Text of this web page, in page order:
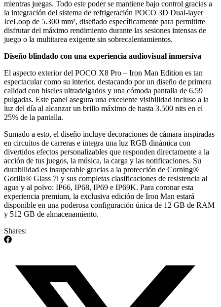
mientras juegas. Todo este poder se mantiene bajo control gracias a
la integración del sistema de refrigeración POCO 3D Dual-layer
IceLoop de 5.300 mm², diseñado específicamente para permitirte
disfrutar del máximo rendimiento durante las sesiones intensas de
juego o la multitarea exigente sin sobrecalentamientos.
Diseño blindado con una experiencia audiovisual inmersiva
El aspecto exterior del POCO X8 Pro – Iron Man Edition es tan
espectacular como su interior, destacando por un diseño de primera
calidad con biseles ultradelgados y una cómoda pantalla de 6,59
pulgadas. Este panel asegura una excelente visibilidad incluso a la
luz del día al alcanzar un brillo máximo de hasta 3.500 nits en el
25% de la pantalla.
Sumado a esto, el diseño incluye decoraciones de cámara inspiradas
en circuitos de carreras e integra una luz RGB dinámica con
divertidos efectos personalizables que responden directamente a la
acción de tus juegos, la música, la carga y las notificaciones. Su
durabilidad es insuperable gracias a la protección de Corning®
Gorilla® Glass 7i y sus completas clasificaciones de resistencia al
agua y al polvo: IP66, IP68, IP69 e IP69K. Para coronar esta
experiencia premium, la exclusiva edición de Iron Man estará
disponible en una poderosa configuración única de 12 GB de RAM
y 512 GB de almacenamiento.
Shares: